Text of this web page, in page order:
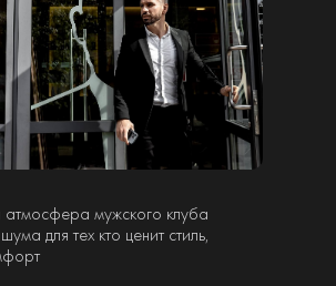
атмосфера мужского клуба
для тех кто ценит стиль,